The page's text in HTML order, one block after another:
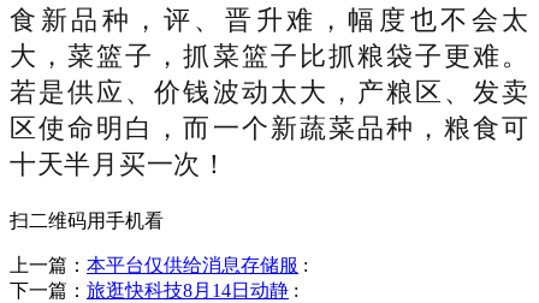
食新品种，评、晋升难，幅度也不会太
大，菜篮子，抓菜篮子比抓粮袋子更难。
若是供应、价钱波动太大，产粮区、发卖
区使命明白，而一个新蔬菜品种，粮食可
十天半月买一次！
扫二维码用手机看
上一篇： 本平台仅供给消息存储服 :
下一篇： 旅逛快科技8月14日动静 :